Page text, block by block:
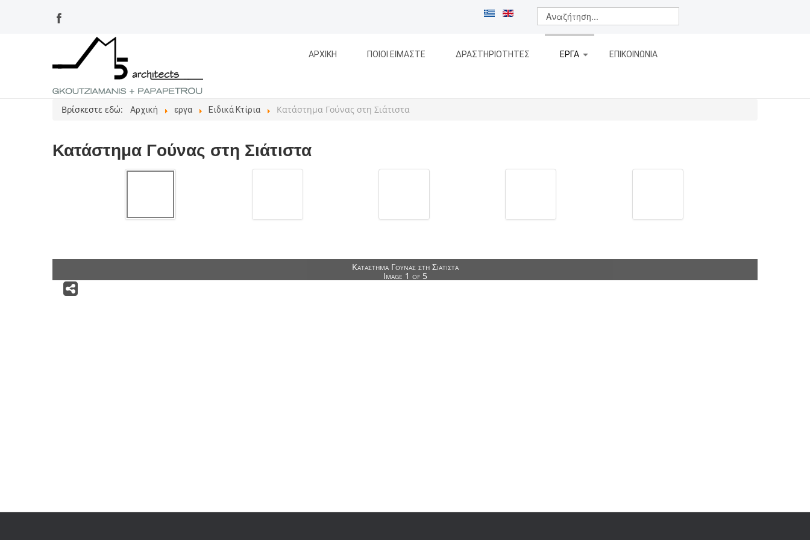
ΑΡΧΙΚΗ ΠΟΙΟΙ ΕΙΜΑΣΤΕ ΔΡΑΣΤΗΡΙΟΤΗΤΕΣ ΕΡΓΑ ΕΠΙΚΟΙΝΩΝΙΑ
Βρίσκεστε εδώ: Αρχική εργα Ειδικά Κτίρια Κατάστημα Γούνας στη Σιάτιστα
Κατάστημα Γούνας στη Σιάτιστα
Κατάστημα Γούνας στη Σιάτιστα
Image 1 of 5